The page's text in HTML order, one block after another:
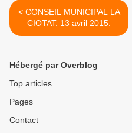
< CONSEIL MUNICIPAL LA
CIOTAT: 13 avril 2015.
Hébergé par Overblog
Top articles
Pages
Contact